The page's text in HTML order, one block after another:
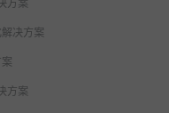
方案
决方案
方案